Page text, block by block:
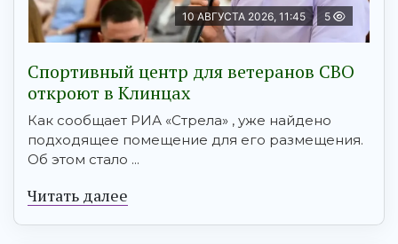
10 АВГУСТА 2026, 11:45 5
Спортивный центр для ветеранов СВО
откроют в Клинцах
Как сообщает РИА «Стрела» , уже найдено
подходящее помещение для его размещения.
Об этом стало ...
Читать далее